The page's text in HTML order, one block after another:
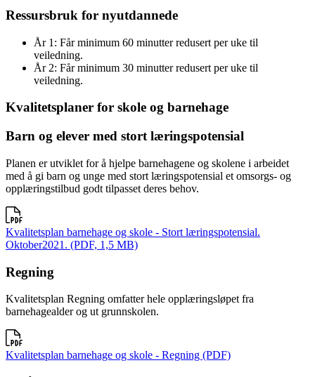
Ressursbruk for nyutdannede
År 1: Får minimum 60 minutter redusert per uke til
veiledning.
År 2: Får minimum 30 minutter redusert per uke til
veiledning.
Kvalitetsplaner for skole og barnehage
Barn og elever med stort læringspotensial
Planen er utviklet for å hjelpe barnehagene og skolene i arbeidet
med å gi barn og unge med stort læringspotensial et omsorgs- og
opplæringstilbud godt tilpasset deres behov.
Kvalitetsplan barnehage og skole - Stort læringspotensial.
Oktober2021. (PDF, 1,5 MB)
Regning
Kvalitetsplan Regning omfatter hele opplæringsløpet fra
barnehagealder og ut grunnskolen.
Kvalitetsplan barnehage og skole - Regning (PDF)